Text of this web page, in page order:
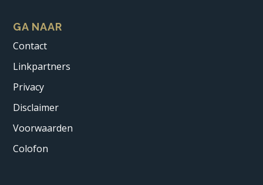
GA NAAR
Contact
Linkpartners
Privacy
Disclaimer
Voorwaarden
Colofon